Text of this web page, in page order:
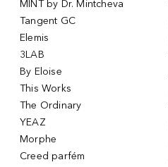
MINT by Dr. Mintcheva
Tangent GC
Elemis
3LAB
By Eloise
This Works
The Ordinary
YEAZ
Morphe
Creed parfém